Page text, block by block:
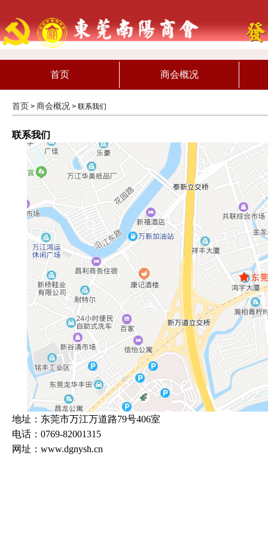
首页 商会概况
首页 > 商会概况 > 联系我们
联系我们
地址：东莞市万江万道路79号406室
电话：0769-82001315
网址：www.dgnysh.cn